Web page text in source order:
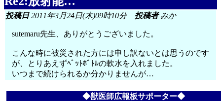
投稿日2011年3月24日(木)09時10分 投稿者みか
sutemaru先生、ありがとうございました。
こんな時に被災された方には申し訳ないとは思うのです
が、とりあえずﾍﾟｯﾄﾎﾞﾄﾙの軟水を入れました。
いつまで続けられるか分かりませんが…
◆獣医師広報板サポーター◆